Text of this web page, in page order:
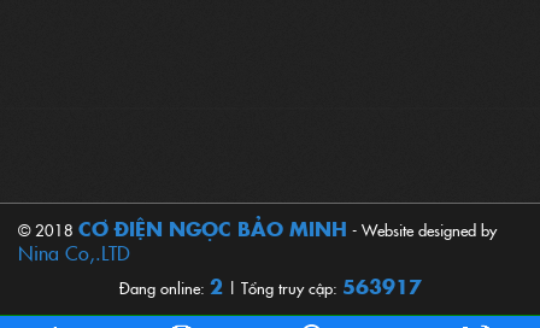
© 2018 CƠ ĐIỆN NGỌC BẢO MINH - Website designed by
Nina Co,.LTD
Đang online: 2 | Tổng truy cập: 563917